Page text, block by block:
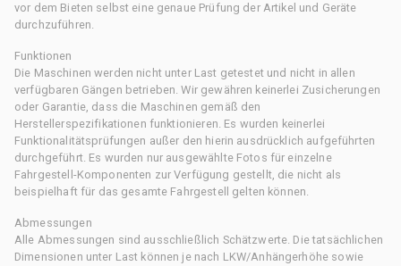
vor dem Bieten selbst eine genaue Prüfung der Artikel und Geräte
durchzuführen.
Funktionen
Die Maschinen werden nicht unter Last getestet und nicht in allen
verfügbaren Gängen betrieben. Wir gewähren keinerlei Zusicherungen
oder Garantie, dass die Maschinen gemäß den
Herstellerspezifikationen funktionieren. Es wurden keinerlei
Funktionalitätsprüfungen außer den hierin ausdrücklich aufgeführten
durchgeführt. Es wurden nur ausgewählte Fotos für einzelne
Fahrgestell-Komponenten zur Verfügung gestellt, die nicht als
beispielhaft für das gesamte Fahrgestell gelten können.
Abmessungen
Alle Abmessungen sind ausschließlich Schätzwerte. Die tatsächlichen
Dimensionen unter Last können je nach LKW/Anhängerhöhe sowie